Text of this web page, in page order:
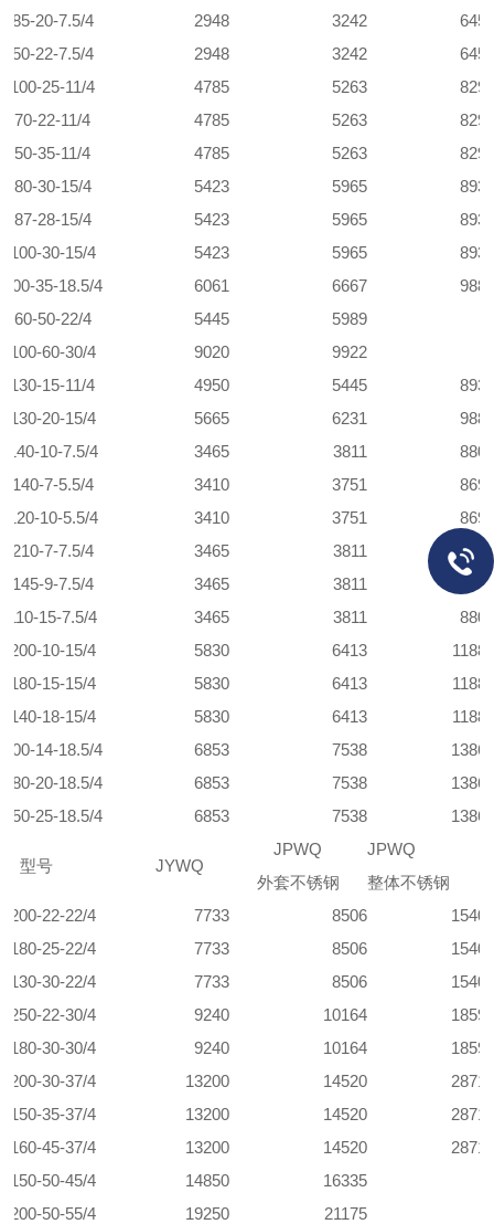
85-20-7.5/4 2948 3242
6457
50-22-7.5/4
2948 3242
6457
100-25-11/4
4785 5263
8294
70-22-11/4
4785 5263
8294
50-35-11/4
4785 5263
8294
80-30-15/4
5423 5965
8932
87-28-15/4
5423 5965
8932
100-30-15/4
5423 5965
8932
35-18.5/4
6061 6667
9889
60-50-22/4
5445
5989
100-60-30/4
9020
9922
130-15-11/4
4950 5445
8932
130-20-15/4
5665 6231
9889
140-10-7.5/4
3465 3811
8800
140-7-5.5/4
3410 3751
8690
120-10-5.5/4
3410 3751
8690
210-7-7.5/4
3465 3811
8800
145-9-7.5/4
3465 3811
8800
110-15-7.5/4
3465 3811
8800
200-10-15/4
5830 6413
11880
180-15-15/4
5830 6413
11880
140-18-15/4
5830 6413
11880
14-18.5/4
6853 7538
13860
20-18.5/4
6853 7538
13860
25-18.5/4
6853 7538 13860
型号 JYWQ
JPWQ
外套不锈钢
JPWQ
整体不锈钢
200-22-22/4
7733 8506
15400
180-25-22/4
7733 8506
15400
130-30-22/4
7733 8506
15400
250-22-30/4
9240 10164
18590
180-30-30/4
9240 10164
18590
200-30-37/4 13200 14520
28710
150-35-37/4 13200 14520
28710
160-45-37/4 13200 14520
28710
150-50-45/4 14850
16335
200-50-55/4 19250
21175